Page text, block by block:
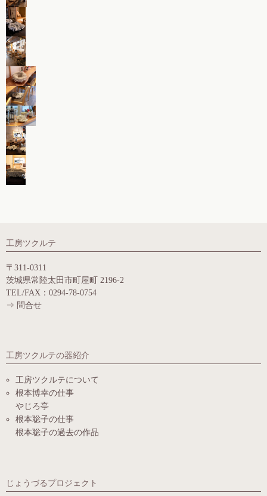
工房ツクルテ
〒311-0311
茨城県常陸太田市町屋町 2196-2
TEL/FAX：0294-78-0754
⇒ 問合せ
工房ツクルテの器紹介
工房ツクルテについて
根本博幸の仕事
やじろ亭
根本聡子の仕事
根本聡子の過去の作品
じょうづるプロジェクト